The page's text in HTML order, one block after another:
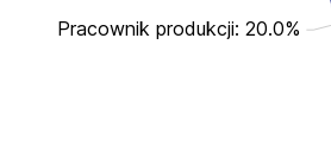
Pracownik produkcji: 20.0%